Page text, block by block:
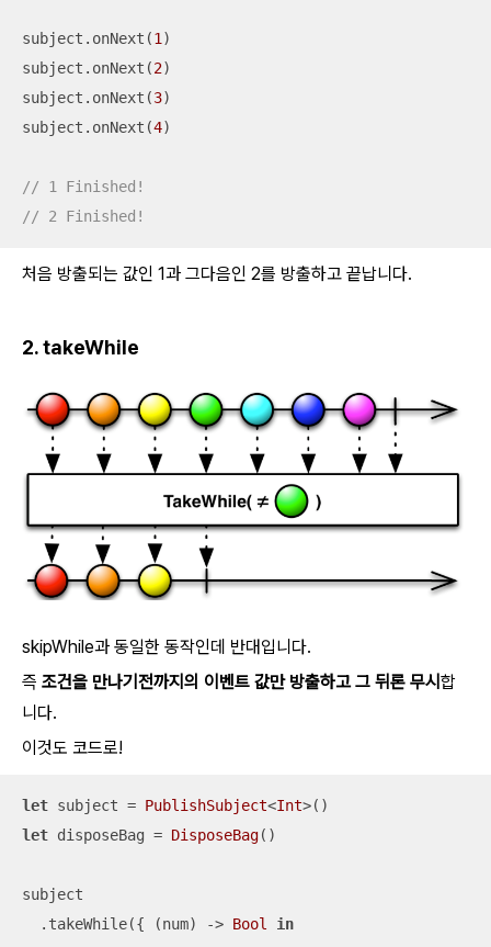
subject.onNext(1)
subject.onNext(2)
subject.onNext(3)
subject.onNext(4)
// 1 Finished!
// 2 Finished!
처음 방출되는 값인 1과 그다음인 2를 방출하고 끝납니다.
2. takeWhile
skipWhile과 동일한 동작인데 반대입니다.
즉 조건을 만나기전까지의 이벤트 값만 방출하고 그 뒤론 무시 합
니다.
이것도 코드로!
let subject = PublishSubject<Int
let disposeBag = DisposeBag()
subject
  .takeWhile({ (num) ->
Bool
in